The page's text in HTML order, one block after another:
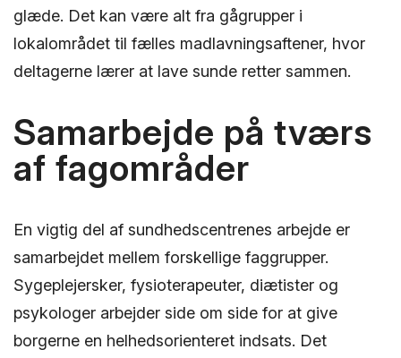
glæde. Det kan være alt fra gågrupper i
lokalområdet til fælles madlavningsaftener, hvor
deltagerne lærer at lave sunde retter sammen.
Samarbejde på tværs
af fagområder
En vigtig del af sundhedscentrenes arbejde er
samarbejdet mellem forskellige faggrupper.
Sygeplejersker, fysioterapeuter, diætister og
psykologer arbejder side om side for at give
borgerne en helhedsorienteret indsats. Det